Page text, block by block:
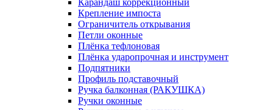
Крепление импоста
Ограничитель открывания
Петли оконные
Плёнка тефлоновая
Плёнка ударопрочная и инструмент
Подпятники
Профиль подставочный
Ручка балконная (РАКУШКА)
Ручки оконные